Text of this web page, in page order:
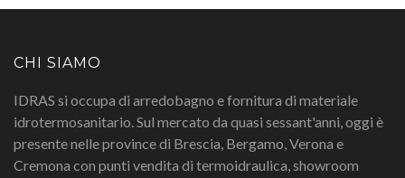
CHI SIAMO
IDRAS si occupa di arredobagno e fornitura di materiale
idrotermosanitario. Sul mercato da quasi sessant'anni, oggi è
presente nelle province di Brescia, Bergamo, Verona e
Cremona con punti vendita di termoidraulica, showroom